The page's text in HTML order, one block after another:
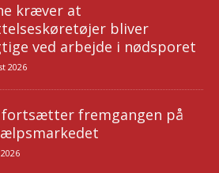
kræver at
bliver
ved arbejde i nødsporet
2026
fortsætter fremgangen på